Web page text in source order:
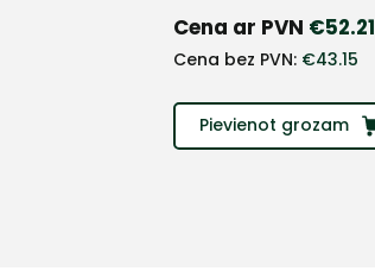
Cena ar PVN €52.21
Cena bez PVN: €43.15
Pievienot grozam